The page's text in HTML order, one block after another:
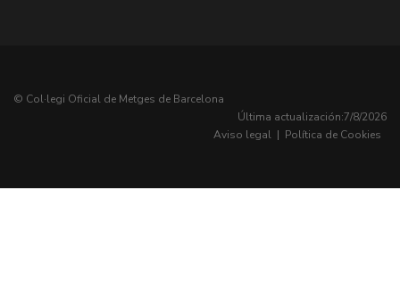
© Col·legi Oficial de Metges de Barcelona
Última actualización:7/8/2026
Aviso legal | Política de Cookies